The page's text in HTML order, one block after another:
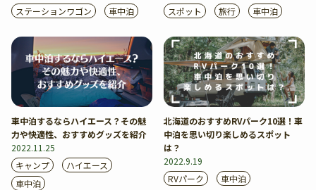
ステーションワゴン
車中泊
スポット
旅行 車中泊
車中泊するならハイエース？その魅
力や快適性、おすすめグッズを紹介
2022.11.25
キャンプ
ハイエース
車中泊
北海道のおすすめRVパーク10選！車
中泊を思い切り楽しめるスポット
は？
2022.9.19
RVパーク
車中泊